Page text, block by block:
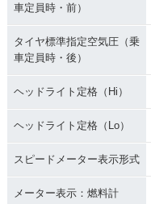
車定員時・前）
タイヤ標準指定空気圧（乗
車定員時・後）
ヘッドライト定格（Hi）
ヘッドライト定格（Lo）
スピードメーター表示形式
メーター表示：燃料計